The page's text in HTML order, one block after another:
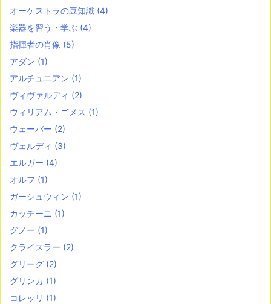
オーケストラの豆知識 (4)
楽器を習う・学ぶ (4)
指揮者の肖像 (5)
アダン (1)
アルチュニアン (1)
ヴィヴァルディ (2)
ウィリアム・ゴメス (1)
ウェーバー (2)
ヴェルディ (3)
エルガー (4)
オルフ (1)
ガーシュウィン (1)
カッチーニ (1)
グノー (1)
クライスラー (2)
グリーグ (2)
グリンカ (1)
コレッリ (1)